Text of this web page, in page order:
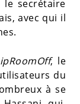
le secrétaire
avec qui il
, le
du
à se